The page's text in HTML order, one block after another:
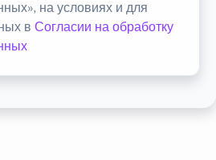
на условиях и для
в Согласии на обработку